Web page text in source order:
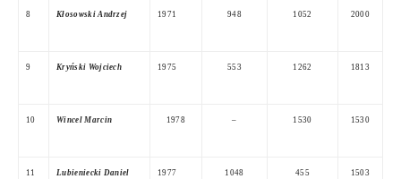
8 Kłosowski Andrzej 1971 948 1052 2000
9 Kryński Wojciech 1975 553 1262 1813
10 Wincel Marcin 1978 – 1530 1530
11 Lubieniecki Daniel 1977 1048 455 1503